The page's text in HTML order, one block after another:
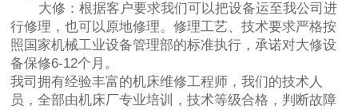
大修：根据客户要求我们可以把设备运至我公司进
行修理，也可以原地修理。修理工艺、技术要求严格按
照国家机械工业设备管理部的标准执行，承诺对大修设
备保修6-12个月。
我司拥有经验丰富的机床维修工程师，我们的技术人
员，全部由机床厂专业培训，技术等级合格，判断故障